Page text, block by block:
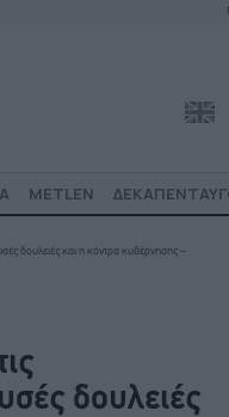
METLEN
δουλειές και η κόντρα κυβέρνησης –
δουλειές